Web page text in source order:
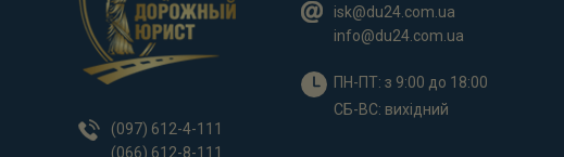
(097) 612-4-111
(066) 612-8-111
isk@du24.com.ua
info@du24.com.ua
ПН-ПТ: з 9:00 до 18:00
CБ-ВС: вихідний